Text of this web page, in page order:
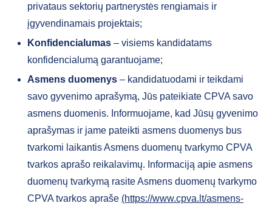
privataus sektorių partnerystės rengiamais ir
įgyvendinamais projektais;
Konfidencialumas – visiems kandidatams
konfidencialumą garantuojame;
Asmens duomenys – kandidatuodami ir teikdami
savo gyvenimo aprašymą, Jūs pateikiate CPVA savo
asmens duomenis. Informuojame, kad Jūsų gyvenimo
aprašymas ir jame pateikti asmens duomenys bus
tvarkomi laikantis Asmens duomenų tvarkymo CPVA
tvarkos aprašo reikalavimų. Informaciją apie asmens
duomenų tvarkymą rasite Asmens duomenų tvarkymo
CPVA tvarkos apraše (https://www.cpva.lt/asmens-